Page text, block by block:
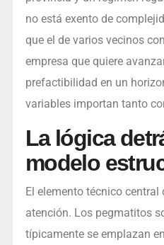
no está exento de
que el de varios vecinos
empresa que quiere
prefactibilidad en un
variables importan tanto
La lógica
modelo
El elemento técnico
atención. Los pegmatitos
típicamente se emplazan